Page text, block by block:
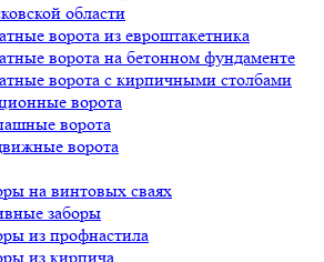
области
ворота из евроштакетника
ворота на бетонном фундаменте
ворота с кирпичными столбами
ворота
ворота
ворота
на винтовых сваях
заборы
из профнастила
из кирпича